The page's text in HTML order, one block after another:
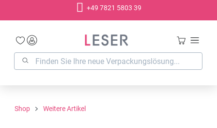
+49 7821 5803 39
Shop Weitere Artikel